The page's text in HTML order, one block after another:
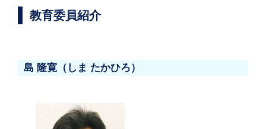
教育委員紹介
島 隆寛（しま たかひろ）